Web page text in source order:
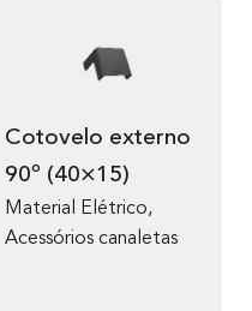
Cotovelo externo
90º (40×15)
Material Elétrico,
Acessórios canaletas